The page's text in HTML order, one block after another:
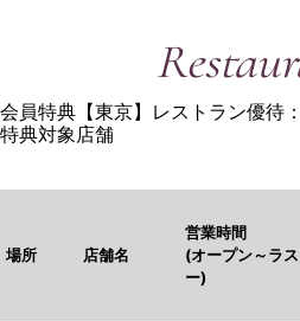
会員特典【東京】レストラン優待
特典対象店舗
場所 店舗名
営業時間
(オープン～ラ
ー)